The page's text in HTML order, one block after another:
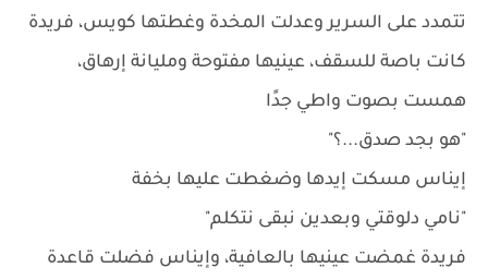
تتمدد على السرير وعدلت المخدة وغطتها كويس، فريدة
كانت باصة للسقف، عينيها مفتوحة ومليانة إرهاق،
همست بصوت واطي جدًا
"هو بجد صدق...؟"
إيناس مسكت إيدها وضغطت عليها بخفة
"نامي دلوقتي وبعدين نبقى نتكلم"
فريدة غمضت عينيها بالعافية، وإيناس فضلت قاعدة